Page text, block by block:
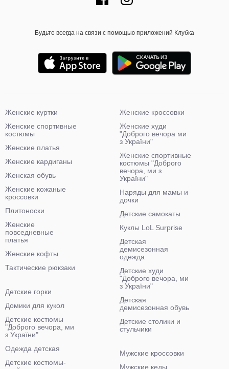
Будьте всегда на связи с помощью приложений Клубка
Женские куртки
Женские спортивные
костюмы
Женские платья
Женские кардиганы
Женская обувь
Женские кожаные
кроссовки
Плитоноски
Женские
повседневные
платья
Женские кофты
Тактические рюкзаки
Женские кроссовки
Женские худи
"Доброго вечора ми
з України"
Женские спортивные
костюмы "Доброго
вечора, ми з
України"
Наряды для мамы и
дочки
Детские самокаты
Куклы LoL Surprise
Детская
демисезонная
одежда
Детские худи
"Доброго вечора, ми
з України"
Детская
демисезонная обувь
Детские столики и
стульчики
Детские горки
Домики для кукол
Детские костюмы
"Доброго вечора, ми
з України"
Одежда детская
Детские костюмы-
Мужские кроссовки
Мужские кеды